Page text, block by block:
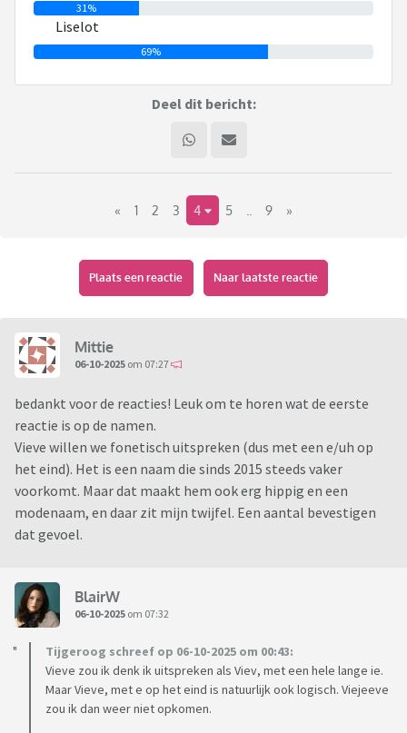
Welke naam vinden jullie leuker? En waarom? Welke
31%
Liselot
69%
Deel dit bericht:
« 1 2 3 4 5 9 »
Plaats een reactie Naar laatste reactie
Mittie
06-10-2025 om 07:27
bedankt voor de reacties! Leuk om te horen wat de eerste
reactie is op de namen.
Vieve willen we fonetisch uitspreken (dus met een e/uh op
het eind). Het is een naam die sinds 2015 steeds vaker
voorkomt. Maar dat maakt hem ook erg hippig en een
modenaam, en daar zit mijn twijfel. Een aantal bevestigen
dat gevoel.
BlairW
06-10-2025 om 07:32
Tijgeroog schreef op 06-10-2025 om 00:43:
Vieve zou ik denk ik uitspreken als Viev, met een hele lange ie.
Maar Vieve, met e op het eind is natuurlijk ook logisch. Viejeeve
zou ik dan weer niet opkomen.